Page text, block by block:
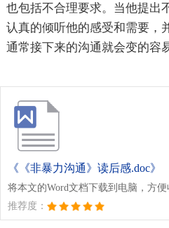
也包括不合理要求。当他提出
认真的倾听他的感受和需要，
通常接下来的沟通就会变的容
《《非暴力沟通》读后感.doc》
将本文的Word文档下载到电脑，方
推荐度：